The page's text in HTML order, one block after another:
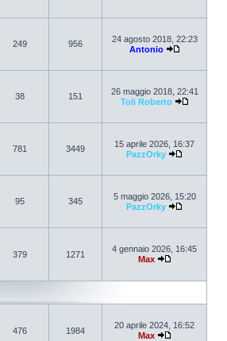
249 956
24 agosto 2018, 22:23
Antonio
38 151
26 maggio 2018, 22:41
Toli Roberto
781 3449
15 aprile 2026, 16:37
PazzOrky
95 345
5 maggio 2026, 15:20
PazzOrky
379 1271
4 gennaio 2026, 16:45
Max
476 1984
20 aprile 2024, 16:52
Max